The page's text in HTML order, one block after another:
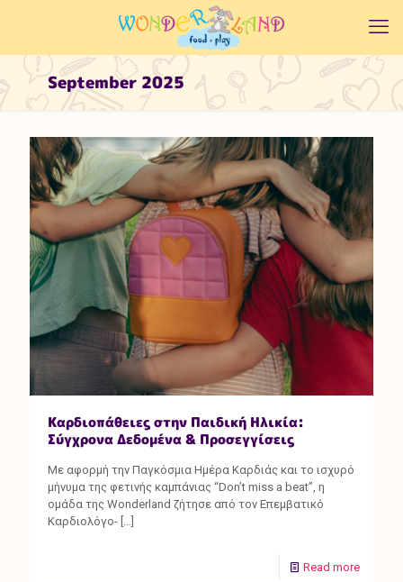
September 2025
Καρδιοπάθειες στην Παιδική Ηλικία:
Σύγχρονα Δεδομένα & Προσεγγίσεις
Με αφορμή την Παγκόσμια Ημέρα Καρδιάς και το ισχυρό
μήνυμα της φετινής καμπάνιας “Don’t miss a beat”, η
ομάδα της Wonderland ζήτησε από τον Επεμβατικό
Καρδιολόγο- […]
Read more